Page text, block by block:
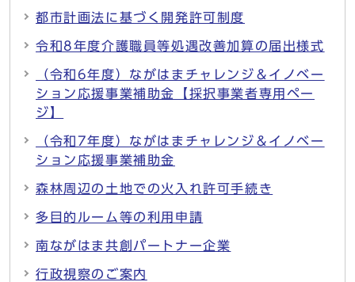
都市計画法に基づく開発許可制度
令和8年度介護職員等処遇改善加算の届出様式
（令和6年度）ながはまチャレンジ＆イノベー
ション応援事業補助金【採択事業者専用ペー
ジ】
（令和7年度）ながはまチャレンジ＆イノベー
ション応援事業補助金
森林周辺の土地での火入れ許可手続き
多目的ルーム等の利用申請
南ながはま共創パートナー企業
行政視察のご案内